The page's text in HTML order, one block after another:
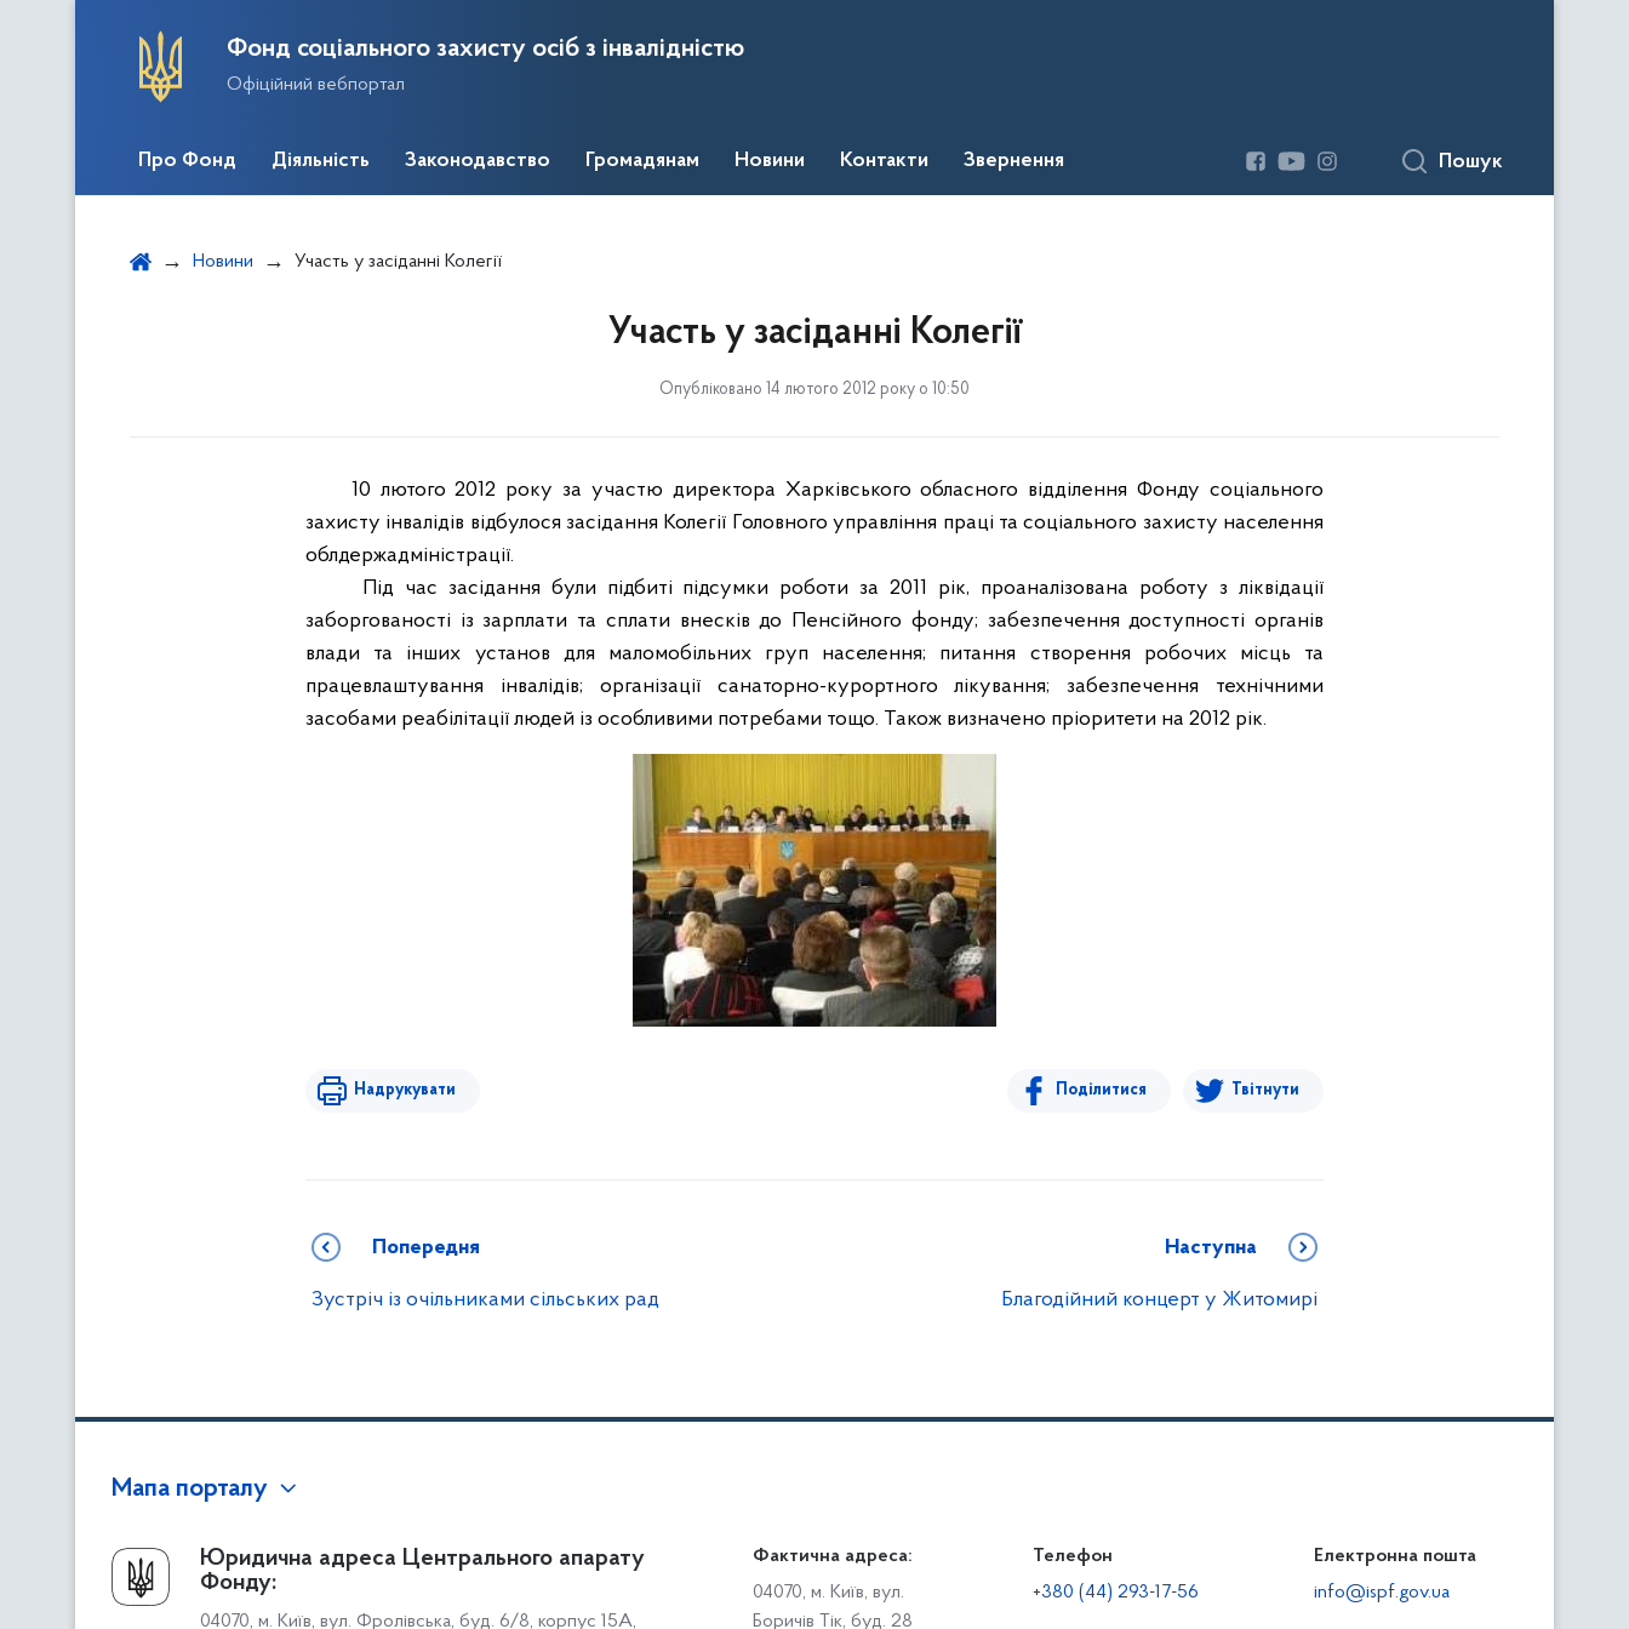
Фонд соціального захисту осіб з інвалідністю
Офіційний вебпортал
Про Фонд Діяльність Законодавство Громадянам Новини Контакти Звернення Пошук
Новини Участь у засіданні Колегії
Участь у засіданні Колегії
Опубліковано 14 лютого 2012 року о 10:50
10 лютого 2012 року за участю директора Харківського обласного відділення Фонду соціального
захисту інвалідів відбулося засідання Колегії Головного управління праці та соціального захисту населення
облдержадміністрації.
Під час засідання були підбиті підсумки роботи за 2011 рік, проаналізована роботу з ліквідації
заборгованості із зарплати та сплати внесків до Пенсійного фонду; забезпечення доступності органів
влади та інших установ для маломобільних груп населення; питання створення робочих місць та
працевлаштування інвалідів; організації санаторно-курортного лікування; забезпечення технічними
засобами реабілітації людей із особливими потребами тощо. Також визначено пріоритети на 2012 рік.
Надрукувати Поділитися Твітнути
Попередня
Зустріч із очільниками сільських рад
Наступна
Благодійний концерт у Житомирі
Мапа порталу
Про Фонд
Керівництво
Громадянам
Доступ до публічної інформації
Звіти щодо роботи із запитами на отримання публічної
Діяльність
Роботодавцям
Юридична адреса Центрального апарату
Фонду:
04070, м. Київ, вул. Фролівська, буд. 6/8, корпус 15А,
Фактична адреса:
04070, м. Київ, вул.
Боричів Тік, буд. 28
Телефон
+380 (44) 293-17-56
Електронна пошта
info@ispf.gov.ua